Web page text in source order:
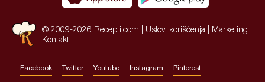
© 2009-2026 Recepti.com | Uslovi korišćenja Marketing
Kontakt
Facebook Twitter Youtube Instagram Pinterest